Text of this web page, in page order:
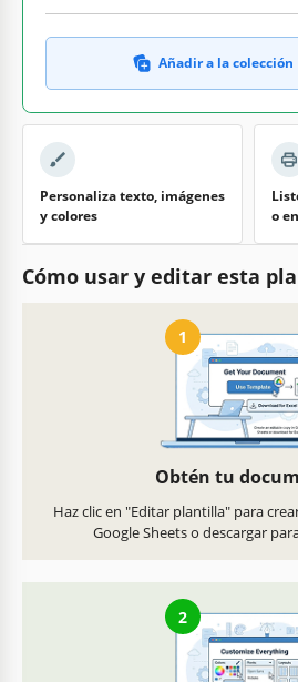
Añadir a la colección
Personaliza texto, imágenes
y colores
o
Cómo usar y editar esta
1
Obtén tu
Haz clic en "Editar plantilla" para
Google Sheets o descargar
2